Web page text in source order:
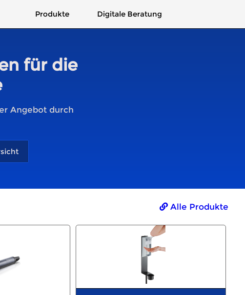
Produkte Digitale Beratung
für die
Angebot durch
Alle Produkte